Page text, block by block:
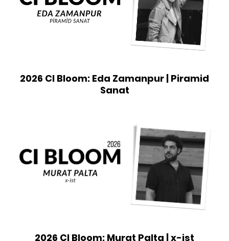
2026 CI Bloom: Eda Zamanpur | Piramid
Sanat
2026 CI Bloom: Murat Palta | x-ist